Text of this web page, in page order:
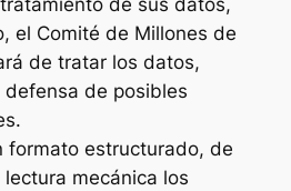
de sus datos,
el Comité de Millones de
de tratar los datos,
defensa de posibles
formato estructurado, de
mecánica los